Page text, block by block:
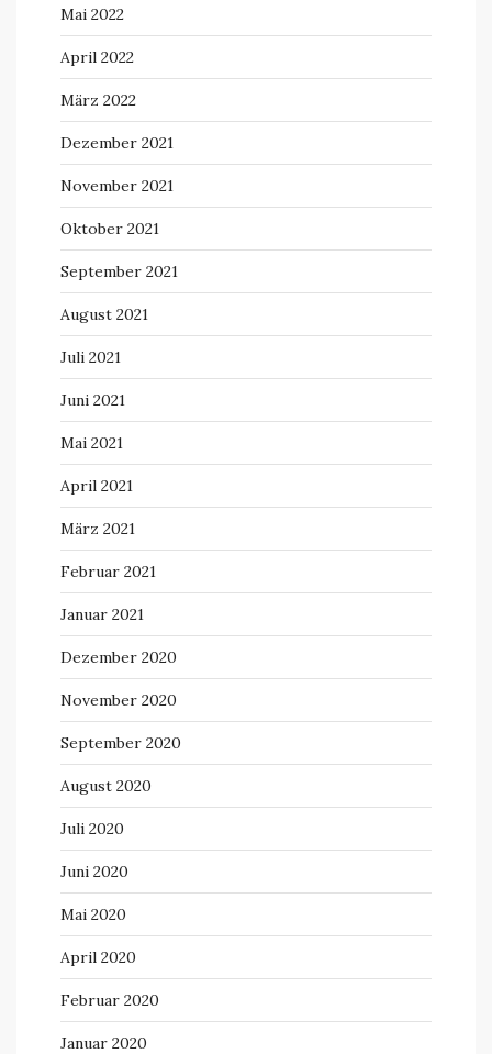
Mai 2022
April 2022
März 2022
Dezember 2021
November 2021
Oktober 2021
September 2021
August 2021
Juli 2021
Juni 2021
Mai 2021
April 2021
März 2021
Februar 2021
Januar 2021
Dezember 2020
November 2020
September 2020
August 2020
Juli 2020
Juni 2020
Mai 2020
April 2020
Februar 2020
Januar 2020